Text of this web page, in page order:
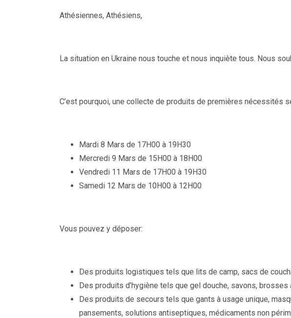
Athésiennes, Athésiens,
La situation en Ukraine nous touche et nous inquiète tous. Nous
C’est pourquoi, une collecte de produits de premières nécessités
Mardi 8 Mars de 17H00 à 19H30
Mercredi 9 Mars de 15H00 à 18H00
Vendredi 11 Mars de 17H00 à 19H30
Samedi 12 Mars de 10H00 à 12H00
Vous pouvez y déposer:
Des produits logistiques tels que lits de camp, sacs de
Des produits d’hygiène tels que gel douche, savons,
Des produits de secours tels que gants à usage unique,
pansements, solutions antiseptiques, médicaments non